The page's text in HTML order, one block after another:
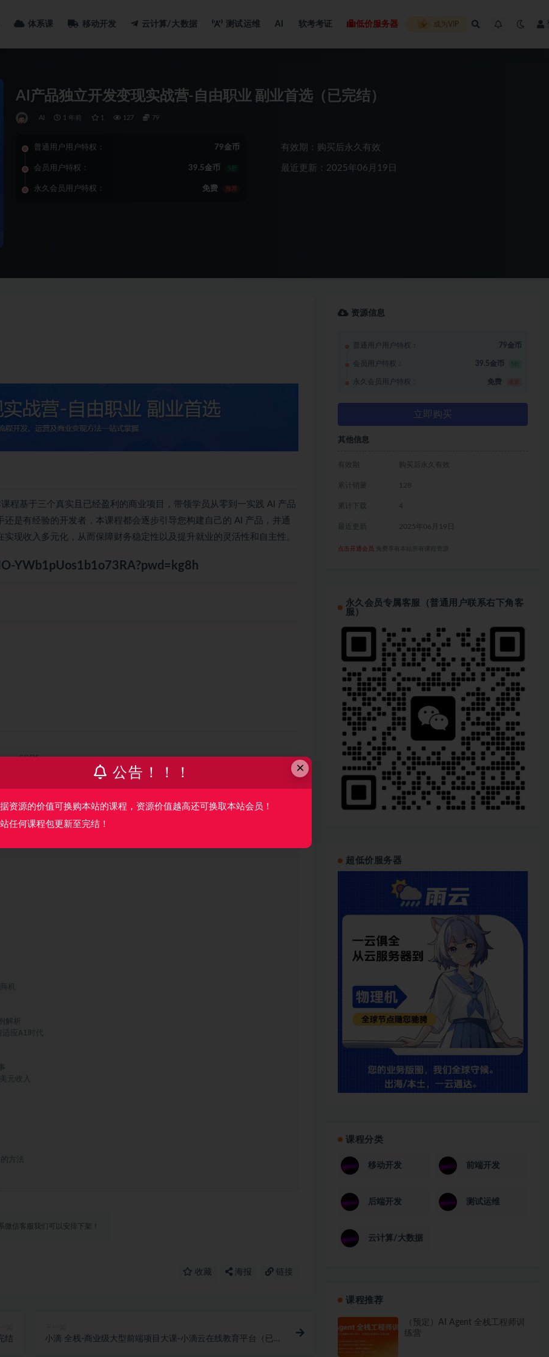
体系课 移动开发 云计算/大数据 测试运维 AI 软考考证 低价服务器 成为VIP
AI产品独立开发变现实战营-自由职业 副业首选（已完结）
AI 1 年前 1 127 79
普通用户用户特权： 79金币
会员用户特权： 39.5金币 5折
永久会员用户特权： 免费 推荐
有效期：购买后永久有效
最近更新：2025年06月19日
程基于三个真实且已经盈利的商业项目，带领学员从零到一实践 AI 产品
是有经验的开发者，本课程都会逐步引导您构建自己的 AI 产品，并通
现收入多元化，从而保障财务稳定性以及提升就业的灵活性和自主性。
YWb1pUos1b1o73RA?pwd=kg8h
目介绍
可能
机
析
应AI时代
元收入
方法
信客服我们可以安排下架！
收藏 海报 链接
结
小滴 全栈-商业级大型前端项目大课-小滴云在线教育平台（已完
资源信息
普通用户用户特权： 79金币
会员用户特权： 39.5金币 5折
永久会员用户特权： 免费
立即购买
其他信息
有效期 购买后永久有效
累计销量 128
累计下载 4
最近更新 2025年06月19日
点击开通会员 免费享有本站所有课程资源
永久会员专属客服（普通用户联系右下角客
服）
超低价服务器
课程分类
移动开发 前端开发
后端开发 测试运维
云计算/大数据
课程推荐
（预定）AI Agent 全栈工程师训
练营
×
公告！！！
资源的价值可换购本站的课程，资源价值越高还可换取本站会员！
任何课程包更新至完结！